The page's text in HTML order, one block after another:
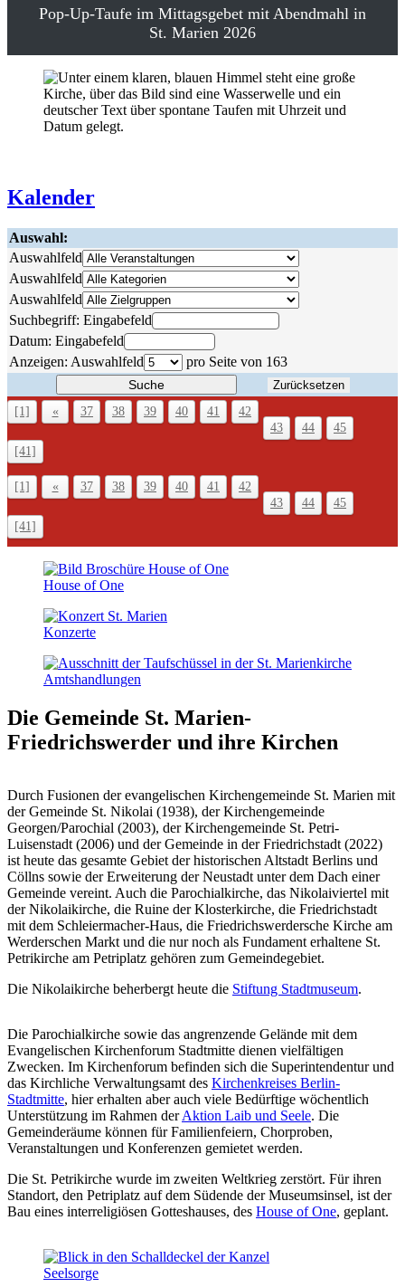
Pop-Up-Taufe im Mittagsgebet mit Abendmahl in
St. Marien 2026
Kalender
Auswahl:
Auswahlfeld
Auswahlfeld
Auswahlfeld
Suchbegriff: Eingabefeld
Datum: Eingabefeld
Anzeigen: Auswahlfeld pro Seite von 163
Suche
Zurücksetzen
[1]
« 37 38 39 40 41
42
43
44
45
[41]
[1] « 37 38 39 40 41
42
43
44
45
[41]
House of One
Konzerte
Amts­handlungen
Die Gemeinde St. Marien-
Friedrichswerder und ihre Kirchen
Durch Fusionen der evangelischen Kirchengemeinde St. Marien mit
der Gemeinde St. Nikolai (1938), der Kirchengemeinde
Georgen/Parochial (2003), der Kirchengemeinde St. Petri-
Luisenstadt (2006) und der Gemeinde in der Friedrichstadt (2022)
ist heute das gesamte Gebiet der historischen Altstadt Berlins und
Cöllns sowie der Erweiterung der Neustadt unter dem Dach einer
Gemeinde vereint. Auch die Parochialkirche, das Nikolaiviertel mit
der Nikolaikirche, die Ruine der Klosterkirche, die Friedrichstadt
mit dem Schleiermacher-Haus, die Friedrichswerdersche Kirche am
Werderschen Markt und die nur noch als Fundament erhaltene St.
Petrikirche am Petriplatz gehören zum Gemeindegebiet.
Die Nikolaikirche beherbergt heute die Stiftung Stadtmuseum.
Die Parochialkirche sowie das angrenzende Gelände mit dem
Evangelischen Kirchenforum Stadtmitte dienen vielfältigen
Zwecken. Im Kirchenforum befinden sich die Superintendentur und
das Kirchliche Verwaltungsamt des Kirchenkreises Berlin-
Stadtmitte, hier erhalten aber auch viele Bedürftige wöchentlich
Unterstützung im Rahmen derAktion Laib und Seele. Die
Gemeinderäume können für Familienfeiern, Chorproben,
Veranstaltungen und Konferenzen gemietet werden.
Die St. Petrikirche wurde im zweiten Weltkrieg zerstört. Für ihren
Standort, den Petriplatz auf dem Südende der Museumsinsel, ist der
Bau eines interreligiösen Gotteshauses, des House of One, geplant.
Seelsorge